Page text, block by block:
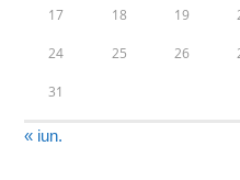
17 18 19
24 25 26
31
« iun.